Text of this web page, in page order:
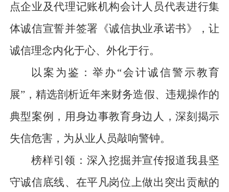
点企业及代理记账机构会计人员代表进行集
体诚信宣誓并签署《诚信执业承诺书》，让
诚信理念内化于心、外化于行。
以案为鉴：举办“会计诚信警示教育
展”，精选剖析近年来财务造假、违规操作的
典型案例，用身边事教育身边人，深刻揭示
失信危害，为从业人员敲响警钟。
榜样引领：深入挖掘并宣传报道我县坚
守诚信底线、在平凡岗位上做出突出贡献的